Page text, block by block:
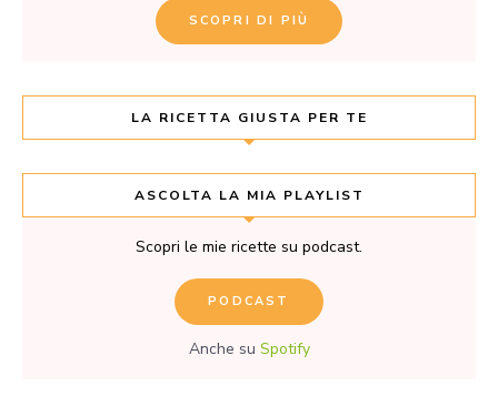
SCOPRI DI PIÙ
LA RICETTA GIUSTA PER TE
ASCOLTA LA MIA PLAYLIST
Scopri le mie ricette su podcast.
PODCAST
Anche su Spotify